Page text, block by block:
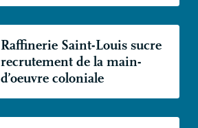
Raffinerie Saint-Louis sucre
recrutement de la main-
d’oeuvre coloniale